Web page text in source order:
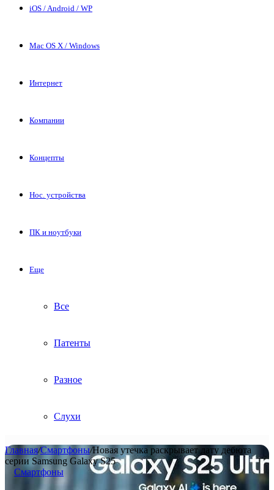
iOS / Android / WP
Mac OS X / Windows
Интернет
Компании
Концепты
Нос. устройства
ПК и ноутбуки
Еще
Все
Патенты
Разное
Слухи
Главная/Смартфоны/Новая утечка раскрывает дату дебюта
серии Samsung Galaxy S25
Смартфоны